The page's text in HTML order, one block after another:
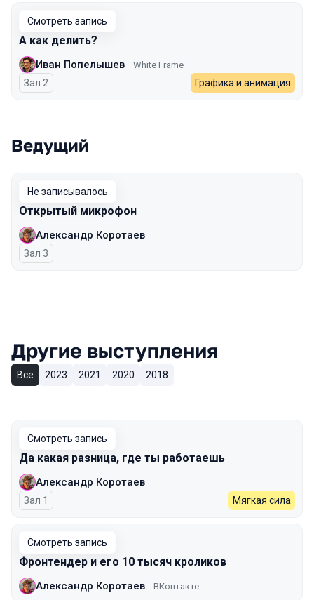
Смотреть запись
А как делить?
Иван Попелышев White Frame
Зал 2 Графика и анимация
Ведущий
Не записывалось
Открытый микрофон
Александр Коротаев
Зал 3
Другие выступления
Все 2023 2021 2020 2018
Смотреть запись
Да какая разница, где ты работаешь
Александр Коротаев
Зал 1 Мягкая сила
Смотреть запись
Фронтендер и его 10 тысяч кроликов
Александр Коротаев ВКонтакте